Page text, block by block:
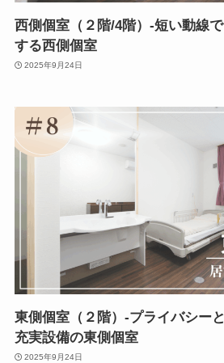
西側個室（２階/4階）-短い動線
する西側個室
2025年9月24日
東側個室（２階）-プライバシー
充実設備の東側個室
2025年9月24日